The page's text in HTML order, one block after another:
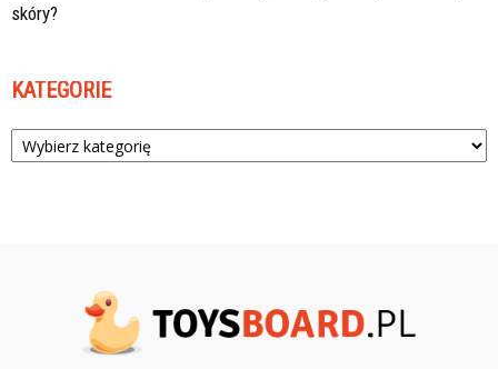
skóry?
KATEGORIE
Kategorie